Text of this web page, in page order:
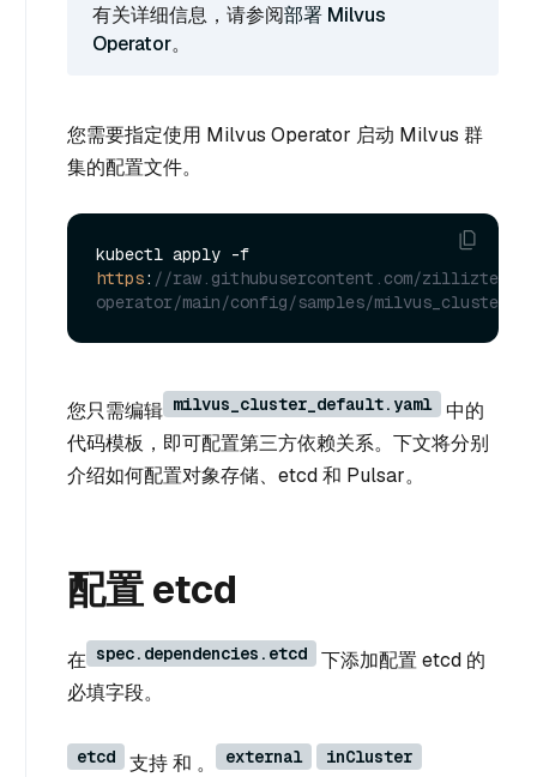
有关详细信息，请参阅部署 Milvus
Operator。
您需要指定使用 Milvus Operator 启动 Milvus 群
集的配置文件。
https: //raw.githubusercontent.com/zilliztech/
operator/main/config/samples/
您只需编辑 milvus_cluster_default.yaml
中的
代码模板，即可配置第三方依赖关系。下文将分别
介绍如何配置对象存储、etcd 和 Pulsar。
配置 etcd
在 spec.dependencies.etcd
下添加配置 etcd 的
必填字段。
etcd 支持 和 。 external inCluster